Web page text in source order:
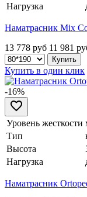
Нагрузка
Наматрасник Mix
13 778 руб 11 981
Купить в один клик
-16%
Уровень жесткости
Тип
Высота
Нагрузка
Наматрасник